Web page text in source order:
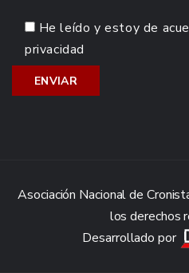
He leído y estoy de
privacidad
Asociación Nacional de
los derechos
Desarrollado por